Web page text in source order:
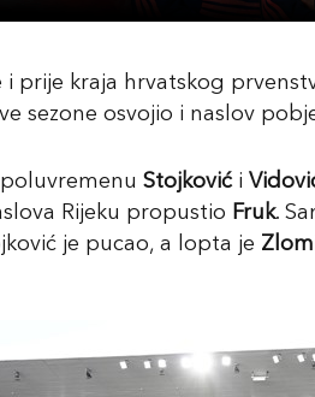
i prije kraja hrvatskog
sezone osvojio i naslov
Stojkovići
Rijeku propustio Fruk.
je pucao, a lopta je